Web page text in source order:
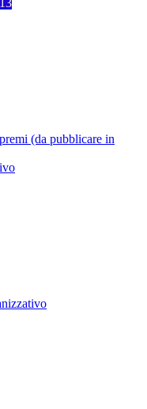
13
(da pubblicare in